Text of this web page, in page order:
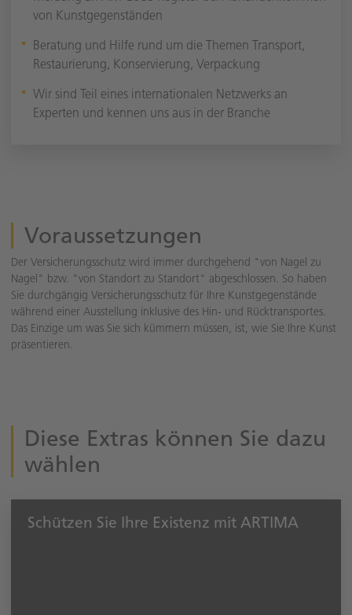
von Kunstgegenständen
Beratung und Hilfe rund um die Themen Transport,
Restaurierung, Konservierung, Verpackung
Wir sind Teil eines internationalen Netzwerks an
Experten und kennen uns aus in der Branche
Voraussetzungen
Der Versicherungsschutz wird immer durchgehend "von Nagel zu
Nagel" bzw. "von Standort zu Standort" abgeschlossen. So haben
Sie durchgängig Versicherungsschutz für Ihre Kunstgegenstände
während einer Ausstellung inklusive des Hin- und Rücktransportes.
Das Einzige um was Sie sich kümmern müssen, ist, wie Sie Ihre Kunst
präsentieren.
Diese Extras können Sie dazu
wählen
Schützen Sie Ihre Existenz mit ARTIMA